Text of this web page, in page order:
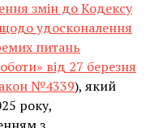
змін до Кодексу
удосконалення
питань
від 27 березня
№4339), який
року,